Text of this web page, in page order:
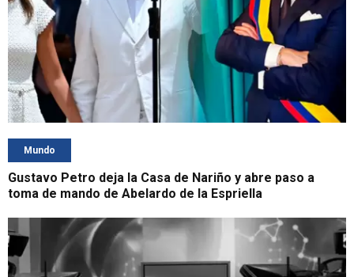
Mundo
Gustavo Petro deja la Casa de Nariño y abre paso a
toma de mando de Abelardo de la Espriella